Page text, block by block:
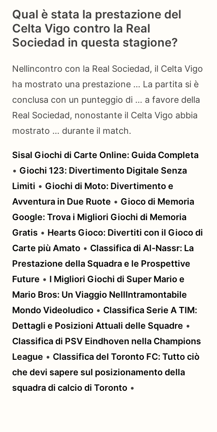
Qual è stata la prestazione del
Celta Vigo contro la Real
Sociedad in questa stagione?
Nellincontro con la Real Sociedad, il Celta Vigo
ha mostrato una prestazione … La partita si è
conclusa con un punteggio di … a favore della
Real Sociedad, nonostante il Celta Vigo abbia
mostrato … durante il match.
Sisal Giochi di Carte Online: Guida Completa
• Giochi 123: Divertimento Digitale Senza
Limiti • Giochi di Moto: Divertimento e
Avventura in Due Ruote • Gioco di Memoria
Google: Trova i Migliori Giochi di Memoria
Gratis • Hearts Gioco: Divertiti con il Gioco di
Carte più Amato • Classifica di Al-Nassr: La
Prestazione della Squadra e le Prospettive
Future • I Migliori Giochi di Super Mario e
Mario Bros: Un Viaggio NellIntramontabile
Mondo Videoludico • Classifica Serie A TIM:
Dettagli e Posizioni Attuali delle Squadre •
Classifica di PSV Eindhoven nella Champions
League • Classifica del Toronto FC: Tutto ciò
che devi sapere sul posizionamento della
squadra di calcio di Toronto •